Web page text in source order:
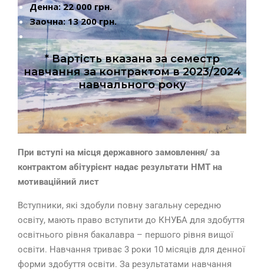
Денна: 22 000 грн.
Заочна: 13 200 грн.
* Вартість вказана за семестр
навчання за контрактом в 2023/2024
навчального року
При вступі на місця державного замовлення/ за
контрактом абітурієнт надає результати НМТ на
мотиваційний лист
Вступники, які здобули повну загальну середню
освіту, мають право вступити до КНУБА для здобуття
освітнього рівня бакалавра – першого рівня вищої
освіти. Навчання триває 3 роки 10 місяців для денної
форми здобуття освіти. За результатами навчання